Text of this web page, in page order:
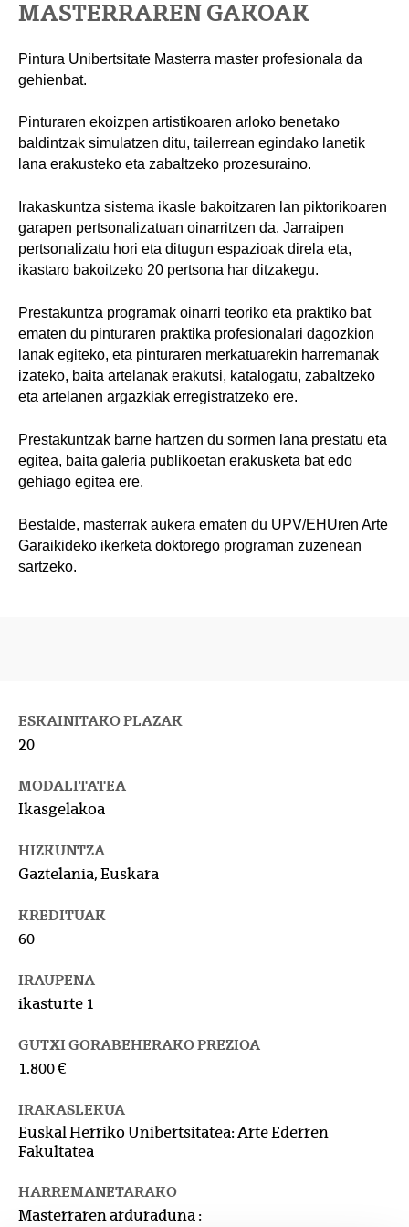
MASTERRAREN GAKOAK
Pintura Unibertsitate Masterra master profesionala da
gehienbat.
Pinturaren ekoizpen artistikoaren arloko benetako
baldintzak simulatzen ditu, tailerrean egindako lanetik
lana erakusteko eta zabaltzeko prozesuraino.
Irakaskuntza sistema ikasle bakoitzaren lan piktorikoaren
garapen pertsonalizatuan oinarritzen da. Jarraipen
pertsonalizatu hori eta ditugun espazioak direla eta,
ikastaro bakoitzeko 20 pertsona har ditzakegu.
Prestakuntza programak oinarri teoriko eta praktiko bat
ematen du pinturaren praktika profesionalari dagozkion
lanak egiteko, eta pinturaren merkatuarekin harremanak
izateko, baita artelanak erakutsi, katalogatu, zabaltzeko
eta artelanen argazkiak erregistratzeko ere.
Prestakuntzak barne hartzen du sormen lana prestatu eta
egitea, baita galeria publikoetan erakusketa bat edo
gehiago egitea ere.
Bestalde, masterrak aukera ematen du UPV/EHUren Arte
Garaikideko ikerketa doktorego programan zuzenean
sartzeko.
ESKAINITAKO PLAZAK
20
MODALITATEA
Ikasgelakoa
HIZKUNTZA
Gaztelania, Euskara
KREDITUAK
60
IRAUPENA
ikasturte 1
GUTXI GORABEHERAKO PREZIOA
1.800 €
IRAKASLEKUA
Euskal Herriko Unibertsitatea: Arte Ederren
Fakultatea
HARREMANETARAKO
Masterraren arduraduna :